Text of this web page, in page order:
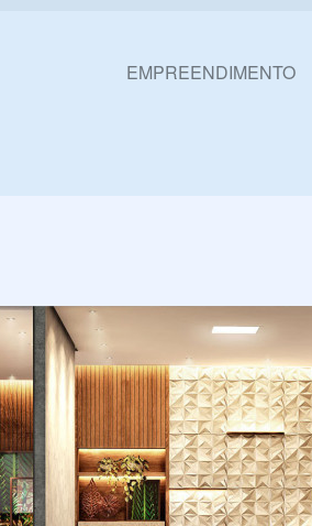
Pular para o conteúdo
EMPREENDIMENTO